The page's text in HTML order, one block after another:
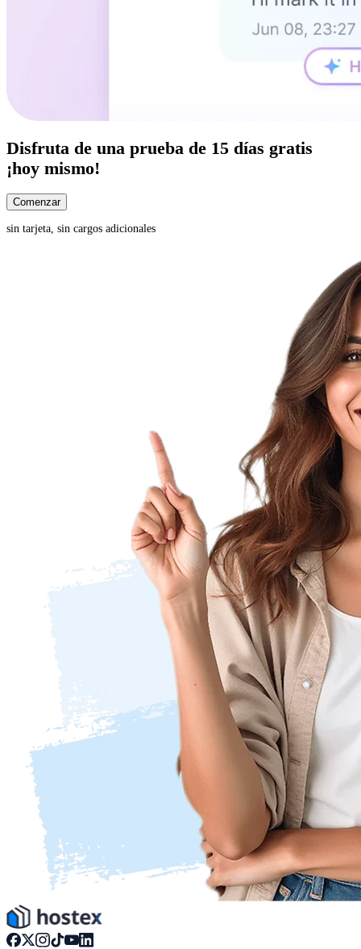
Disfruta de una prueba de 15 días gratis
¡hoy mismo!
Comenzar
sin tarjeta, sin cargos adicionales